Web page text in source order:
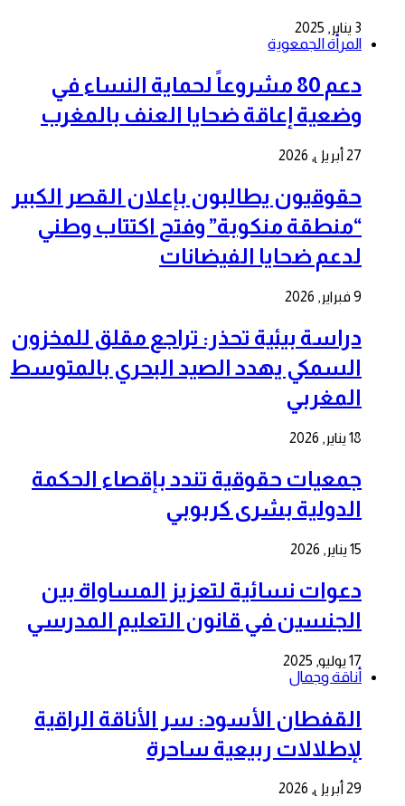
3 يناير, 2025
المرأة الجمعوية
دعم 80 مشروعاً لحماية النساء في
وضعية إعاقة ضحايا العنف بالمغرب
27 أبريل, 2026
حقوقيون يطالبون بإعلان القصر الكبير
“منطقة منكوبة” وفتح اكتتاب وطني
لدعم ضحايا الفيضانات
9 فبراير, 2026
دراسة بيئية تحذر: تراجع مقلق للمخزون
السمكي يهدد الصيد البحري بالمتوسط
المغربي
18 يناير, 2026
جمعيات حقوقية تندد بإقصاء الحكمة
الدولية بشرى كربوبي
15 يناير, 2026
دعوات نسائية لتعزيز المساواة بين
الجنسين في قانون التعليم المدرسي
17 يوليو, 2025
أناقة وجمال
القفطان الأسود: سر الأناقة الراقية
لإطلالات ربيعية ساحرة
29 أبريل, 2026